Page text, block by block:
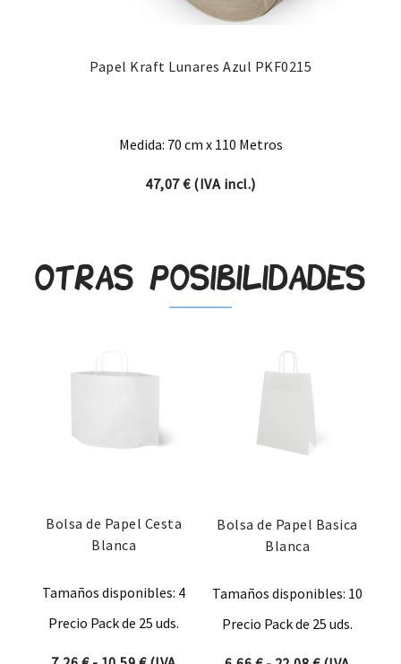
Papel Kraft Lunares Azul PKF0215
Medida: 70 cm x 110 Metros
47,07€(IVA incl.)
Otras posibilidades
Bolsa de Papel Cesta
Blanca
Tamaños disponibles: 4
Precio Pack de 25 uds.
Bolsa de Papel Basica
Blanca
Tamaños disponibles: 10
Precio Pack de 25 uds.